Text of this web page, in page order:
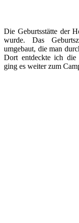
Die Geburtsstätte der
wurde. Das
umgebaut, die man
Dort entdeckte ich die
ging es weiter zum